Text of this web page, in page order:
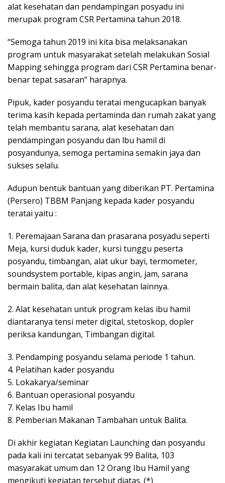
alat kesehatan dan pendampingan posyadu ini
merupak program CSR Pertamina tahun 2018.
“Semoga tahun 2019 ini kita bisa melaksanakan
program untuk masyarakat setelah melakukan Sosial
Mapping sehingga program dari CSR Pertamina benar-
benar tepat sasaran” harapnya.
Pipuk, kader posyandu teratai mengucapkan banyak
terima kasih kepada pertaminda dan rumah zakat yang
telah membantu sarana, alat kesehatan dan
pendampingan posyandu dan lbu hamil di
posyandunya, semoga pertamina semakin jaya dan
sukses selalu.
Adupun bentuk bantuan yang diberikan PT. Pertamina
(Persero) TBBM Panjang kepada kader posyandu
teratai yaitu :
1. Peremajaan Sarana dan prasarana posyadu seperti
Meja, kursi duduk kader, kursi tunggu peserta
posyandu, timbangan, alat ukur bayi, termometer,
soundsystem portable, kipas angin, jam, sarana
bermain balita, dan alat kesehatan lainnya.
2. Alat kesehatan untuk program kelas ibu hamil
diantaranya tensi meter digital, stetoskop, dopler
periksa kandungan, Timbangan digital.
3. Pendamping posyandu selama periode 1 tahun.
4. Pelatihan kader posyandu
5. Lokakarya/seminar
6. Bantuan operasional posyandu
7. Kelas Ibu hamil
8. Pemberian Makanan Tambahan untuk Balita.
Di akhir kegiatan Kegiatan Launching dan posyandu
pada kali ini tercatat sebanyak 99 Balita, 103
masyarakat umum dan 12 Orang Ibu Hamil yang
mengikuti kegiatan tersebut diatas. (*)